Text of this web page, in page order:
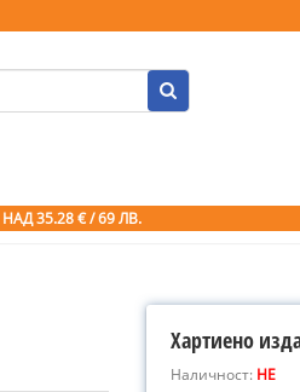
НАД 35.28 € / 69 ЛВ.
Хартиено
Наличност: НЕ